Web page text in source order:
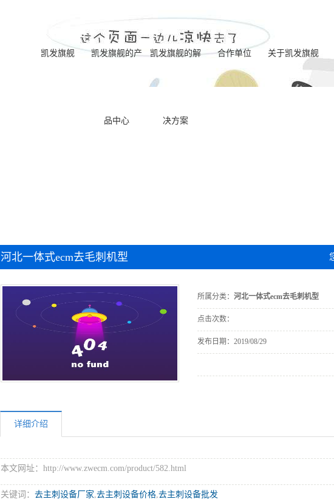
凯发旗舰 凯发旗舰的产
品中心
刺标准机型
河北一体式电解
学去毛刺专用机
床
河北一体式ecm去
毛刺机型
河北设备包装
凯发旗舰的解
决方案
合作单位 关于凯发旗舰
河北一体式ecm去毛刺机型
所属分类： 河北一体式ecm去毛刺机型
点击次数：
发布日期： 2019/08/29
详细介绍
本文网址：http://www.zwecm.com/product/582.html
关键词： 去主刺设备厂家,去主刺设备价格,去主刺设备批发